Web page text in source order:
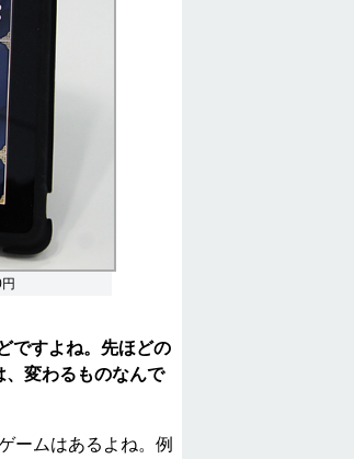
ですよね。先ほどの
変わるものなんで
ームはあるよね。例